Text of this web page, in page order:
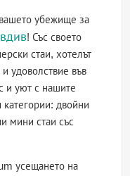
убежище за
! Със своето
стаи, хотелът
удоволствие във
и уют с нашите
двойни
мини стаи със
усещането на